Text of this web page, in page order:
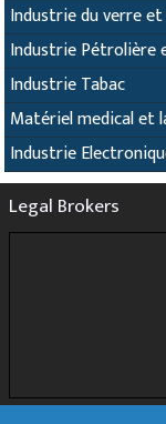
Industrie du verre
Industrie Pétrolière
Industrie Tabac
Matériel medical et
Industrie
Legal Brokers